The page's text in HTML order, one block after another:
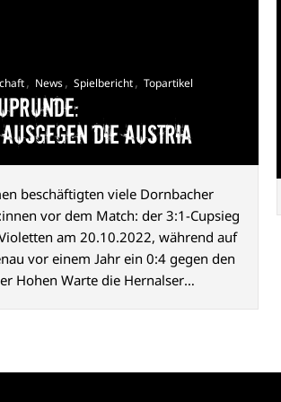
, News, Spielbericht, Topartikel
die Austria
beschäftigten viele Dornbacher
vor dem Match: der 3:1-Cupsieg
am 20.10.2022, während auf
vor einem Jahr ein 0:4 gegen den
Hohen Warte die Hernalser